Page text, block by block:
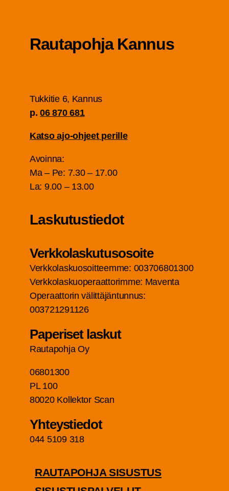
Rau­ta­poh­ja Kannus
Tuk­ki­tie 6, Kan­nus
p.06 870 681
Kat­so ajo-ohjeet perille
Avoin­na:
Ma – Pe: 7.30 – 17.00
La: 9.00 – 13.00
Las­ku­tus­tie­dot
Verk­ko­las­ku­tuso­soi­te
Verk­ko­las­kuo­soit­teem­me: 003706801300
Verk­ko­las­kuo­pe­raat­to­rim­me: Maven­ta
Ope­raat­to­rin välit­tä­jän­tun­nus:
003721291126
Pape­ri­set laskut
Rau­ta­poh­ja Oy
06801300
PL 100
80020 Kol­lek­tor Scan
Yhteys­tie­dot
044 5109 318
RAU­TA­POH­JA SISUSTUS